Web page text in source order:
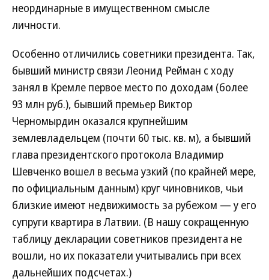
неординарные в имущественном смысле
личности.
Особенно отличились советники президента. Так,
бывший министр связи Леонид Рейман с ходу
занял в Кремле первое место по доходам (более
93 млн руб.), бывший премьер Виктор
Черномырдин оказался крупнейшим
землевладельцем (почти 60 тыс. кв. м), а бывший
глава президентского протокола Владимир
Шевченко вошел в весьма узкий (по крайней мере,
по официальным данным) круг чиновников, чьи
близкие имеют недвижимость за рубежом — у его
супруги квартира в Латвии. (В нашу сокращенную
таблицу декларации советников президента не
вошли, но их показатели учитывались при всех
дальнейших подсчетах.)